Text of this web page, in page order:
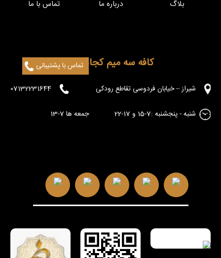
تماس با پشتیبانی
بلاگ
درباره ما تماس با ما
کافه سه میم کجاست؟
شیراز – خیابان فردوسی تقاطع رودکی 07132231644
شنبه - پنجشنبه :7-15 و 17-22 جمعه ها 7-13